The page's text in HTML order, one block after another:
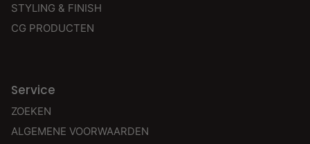
STYLING & FINISH
CG PRODUCTEN
Service
ZOEKEN
ALGEMENE VOORWAARDEN